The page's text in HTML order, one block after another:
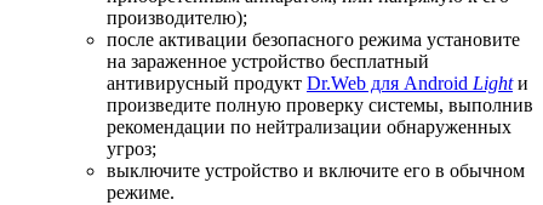
производителю);
после активации безопасного режима установите
на зараженное устройство бесплатный
антивирусный продукт Dr.Web для Android Lightи
произведите полную проверку системы, выполнив
рекомендации по нейтрализации обнаруженных
угроз;
выключите устройство и включите его в обычном
режиме.